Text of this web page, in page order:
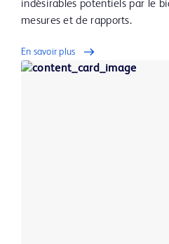
indésirables potentiels par le
mesures et de rapports.
En savoir plus